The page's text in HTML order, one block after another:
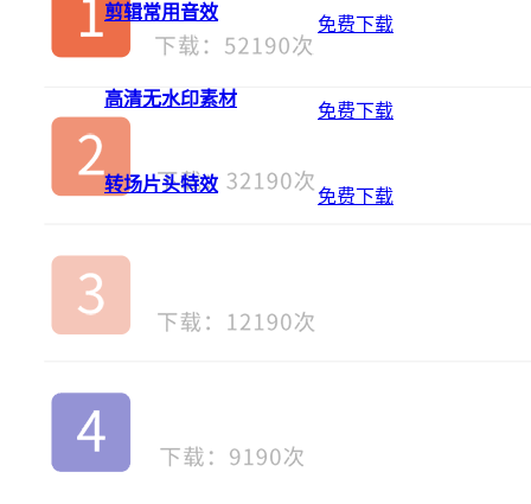
剪辑常用音效
高清无水印素材
转场片头特效
免费下载
免费下载
免费下载